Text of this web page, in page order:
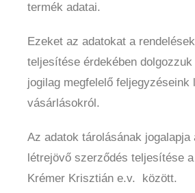
termék adatai.
Ezeket az adatokat a
teljesítése érdekében
jogilag megfelelő feljegyzéseink
vásárlásokról.
Az adatok tárolásának jogalapja
létrejövő szerződés teljesítése
Krémer Krisztián e.v. között.